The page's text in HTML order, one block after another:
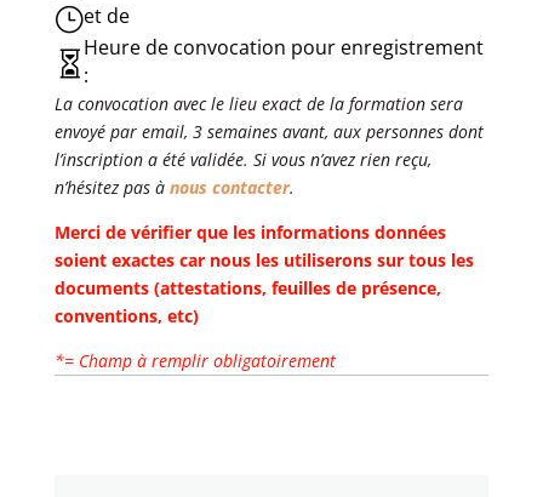
}et de

Heure de convocation pour enregistrement
:
La convocation avec le lieu exact de la formation sera
envoyé par email, 3 semaines avant, aux personnes dont
l’inscription a été validée. Si vous n’avez rien reçu,
n’hésitez pas à nous contacter.
Merci de vérifier que les informations données
soient exactes car nous les utiliserons sur tous les
documents (attestations, feuilles de présence,
conventions, etc)
*= Champ à remplir obligatoirement